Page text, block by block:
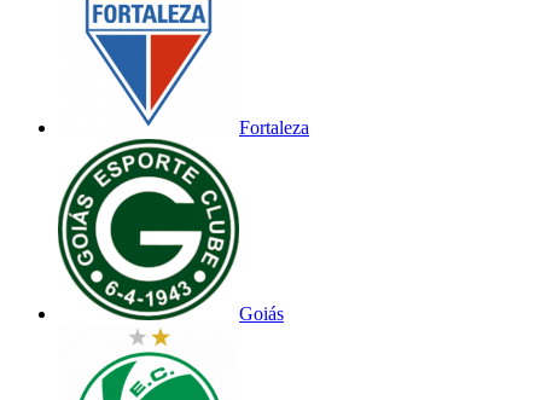
Fortaleza
Goiás